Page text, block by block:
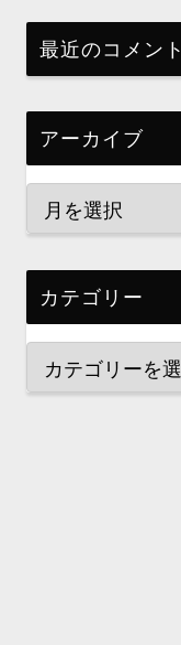
最近のコメント
アーカイブ
カテゴリー